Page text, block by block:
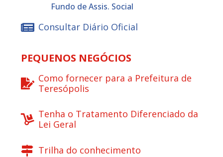
Fundo de Assis. Social
Consultar Diário Oficial
PEQUENOS NEGÓCIOS
Como fornecer para a Prefeitura de
Teresópolis
Tenha o Tratamento Diferenciado da
Lei Geral
Trilha do conhecimento